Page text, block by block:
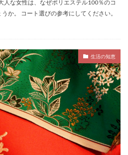
人な女性は、なぜポリエステル100％のコ
か。 コート選びの参考にしてください。
生活の知恵